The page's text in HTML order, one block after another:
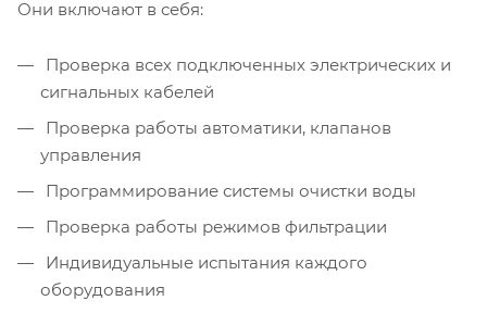
Они включают в себя:
Проверка всех подключенных электрических и
сигнальных кабелей
Проверка работы автоматики, клапанов
управления
Программирование системы очистки воды
Проверка работы режимов фильтрации
Индивидуальные испытания каждого
оборудования